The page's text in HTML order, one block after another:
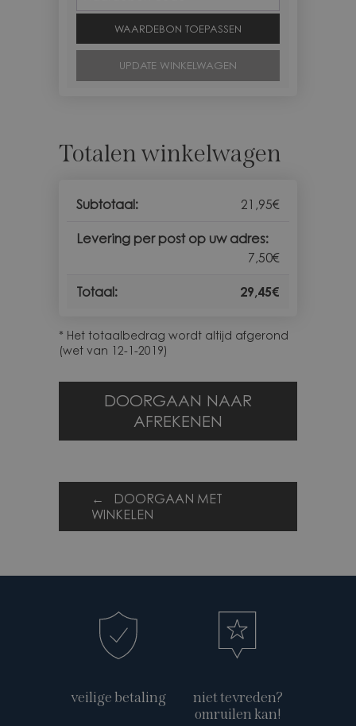
WAARDEBON TOEPASSEN
UPDATE WINKELWAGEN
Totalen winkelwagen
21,95€
7,50€
29,45€
* Het totaalbedrag wordt altijd afgerond
(wet van 12-1-2019)
DOORGAAN NAAR
AFREKENEN
← DOORGAAN MET
WINKELEN
veilige betaling
niet tevreden?
omruilen kan!